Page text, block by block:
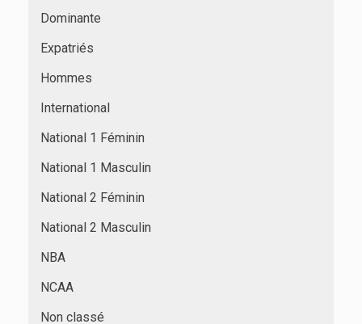
Dominante
Expatriés
Hommes
International
National 1 Féminin
National 1 Masculin
National 2 Féminin
National 2 Masculin
NBA
NCAA
Non classé